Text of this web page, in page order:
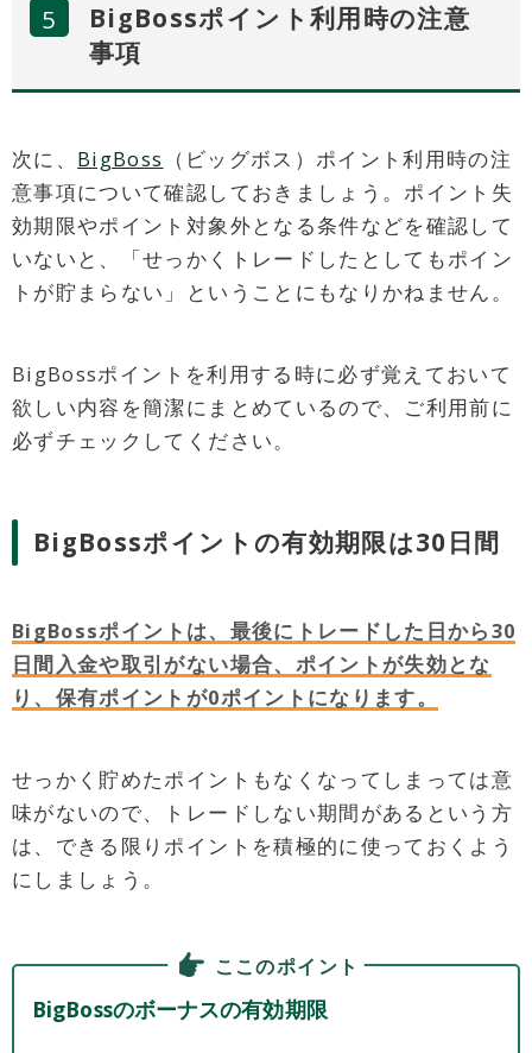
BigBossポイント利用時の注意
事項
次に、 BigBoss
（ビッグボス）ポイント利用時の注
意事項について確認しておきましょう。ポイント失
効期限やポイント対象外となる条件などを確認して
いないと、「せっかくトレードしたとしてもポイン
トが貯まらない」ということにもなりかねません。
BigBossポイントを利用する時に必ず覚えておいて
欲しい内容を簡潔にまとめているので、ご利用前に
必ずチェックしてください。
BigBossポイントの有効期限は30日間
BigBossポイントは、最後にトレードした日から30
日間入金や取引がない場合、ポイントが失効とな
り、保有ポイントが0ポイントになります。
せっかく貯めたポイントもなくなってしまっては意
味がないので、トレードしない期間があるという方
は、できる限りポイントを積極的に使っておくよう
にしましょう。
ここのポイント
BigBossのボーナスの有効期限